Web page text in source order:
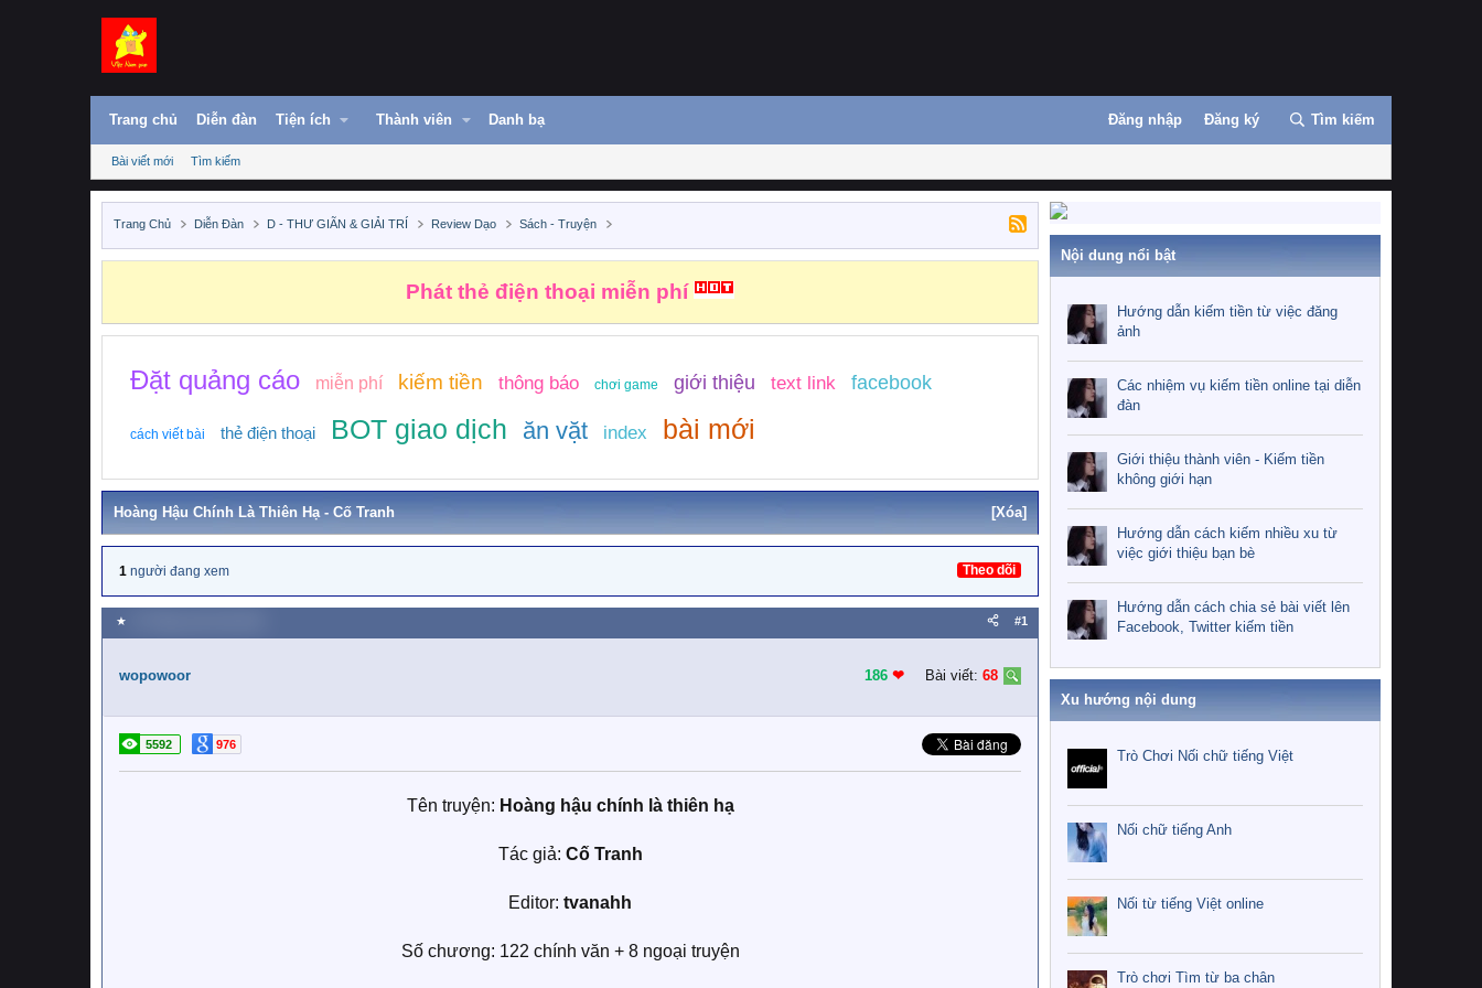
Trang chủ Diễn đàn Tiện ích Thành viên Danh bạ Đăng nhập Đăng ký Tìm kiếm
Bài viết mới Tìm kiếm
Trang Chủ Diễn Đàn D - THƯ GIÃN & GIẢI TRÍ Review Dạo Sách - Truyện
Phát thẻ điện thoại miễn phí
Đặt quảng cáo miễn phí kiếm tiền thông báo chơi game giới thiệu text link facebook
cách viết bài thẻ điện thoại BOT giao dịch ăn vặt index bài mới
Hoàng Hậu Chính Là Thiên Hạ - Cố Tranh [Xóa]
1 người đang xem Theo dõi
★ #1
wopowoor 186 ❤︎ Bài viết: 68
5592 976
Tên truyện: Hoàng hậu chính là thiên hạ
Tác giả: Cố Tranh
Editor: tvanahh
Số chương: 122 chính văn + 8 ngoại truyện
Nội dung nổi bật
Hướng dẫn kiếm tiền từ việc đăng
ảnh
Các nhiệm vụ kiếm tiền online tại diễn
đàn
Giới thiệu thành viên - Kiếm tiền
không giới hạn
Hướng dẫn cách kiếm nhiều xu từ
việc giới thiệu bạn bè
Hướng dẫn cách chia sẻ bài viết lên
Facebook, Twitter kiếm tiền
Xu hướng nội dung
Trò Chơi Nối chữ tiếng Việt
Nối chữ tiếng Anh
Nối từ tiếng Việt online
Trò chơi Tìm từ ba chân